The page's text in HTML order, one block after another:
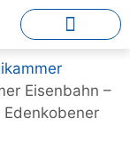
Eisenbahn –